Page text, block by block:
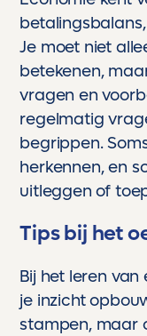
Je moet niet
betekenen,
vragen en
regelmatig
begrippen.
herkennen, en
uitleggen of
Tips bij het
Bij het leren
je inzicht
stampen, maar